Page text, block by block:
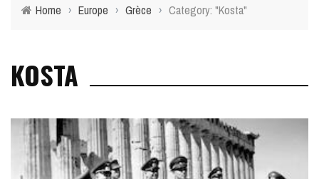
Home › Europe › Grèce › Category: "Kosta"
KOSTA